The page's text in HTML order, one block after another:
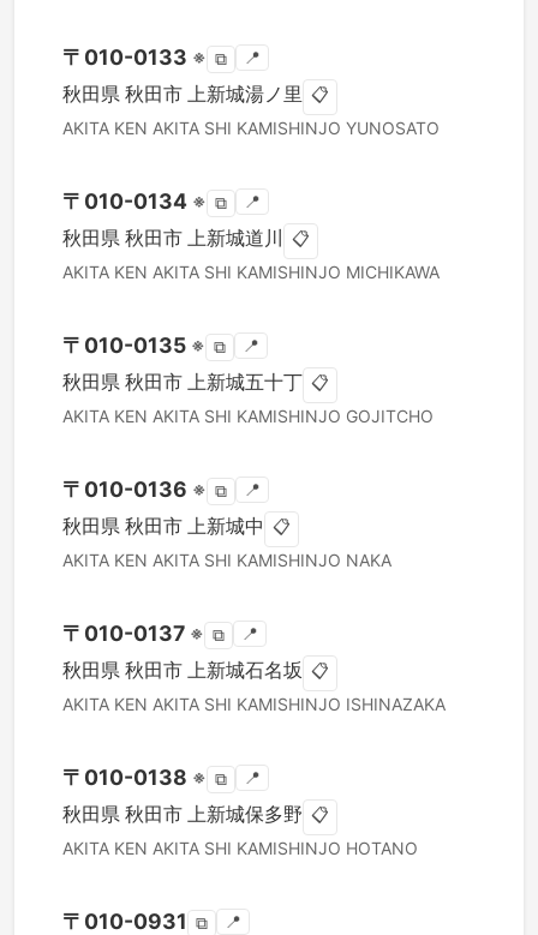
〒 010-0133 ※ ⧉ 📍
秋田県 秋田市 上新城湯ノ里 📋
AKITA KEN AKITA SHI KAMISHINJO YUNOSATO
〒 010-0134 ※ ⧉ 📍
秋田県 秋田市 上新城道川 📋
AKITA KEN AKITA SHI KAMISHINJO MICHIKAWA
〒 010-0135 ※ ⧉ 📍
秋田県 秋田市 上新城五十丁 📋
AKITA KEN AKITA SHI KAMISHINJO GOJITCHO
〒 010-0136 ※ ⧉ 📍
秋田県 秋田市 上新城中 📋
AKITA KEN AKITA SHI KAMISHINJO NAKA
〒 010-0137 ※ ⧉ 📍
秋田県 秋田市 上新城石名坂 📋
AKITA KEN AKITA SHI KAMISHINJO ISHINAZAKA
〒 010-0138 ※ ⧉ 📍
秋田県 秋田市 上新城保多野 📋
AKITA KEN AKITA SHI KAMISHINJO HOTANO
〒 010-0931 ⧉ 📍